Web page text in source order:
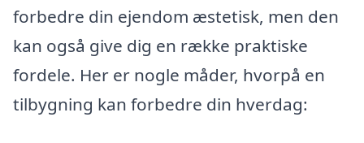
forbedre din ejendom æstetisk, men den
kan også give dig en række praktiske
fordele. Her er nogle måder, hvorpå en
tilbygning kan forbedre din hverdag: